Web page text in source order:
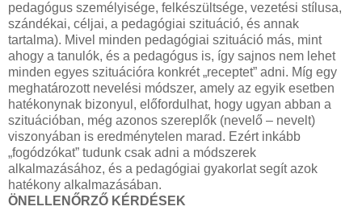
pedagógus személyisége, felkészültsége, vezetési stílusa,
szándékai, céljai, a pedagógiai szituáció, és annak
tartalma). Mivel minden pedagógiai szituáció más, mint
ahogy a tanulók, és a pedagógus is, így sajnos nem lehet
minden egyes szituációra konkrét „receptet” adni. Míg egy
meghatározott nevelési módszer, amely az egyik esetben
hatékonynak bizonyul, előfordulhat, hogy ugyan abban a
szituációban, még azonos szereplők (nevelő – nevelt)
viszonyában is eredménytelen marad. Ezért inkább
„fogódzókat” tudunk csak adni a módszerek
alkalmazásához, és a pedagógiai gyakorlat segít azok
hatékony alkalmazásában.
ÖNELLENŐRZŐ KÉRDÉSEK